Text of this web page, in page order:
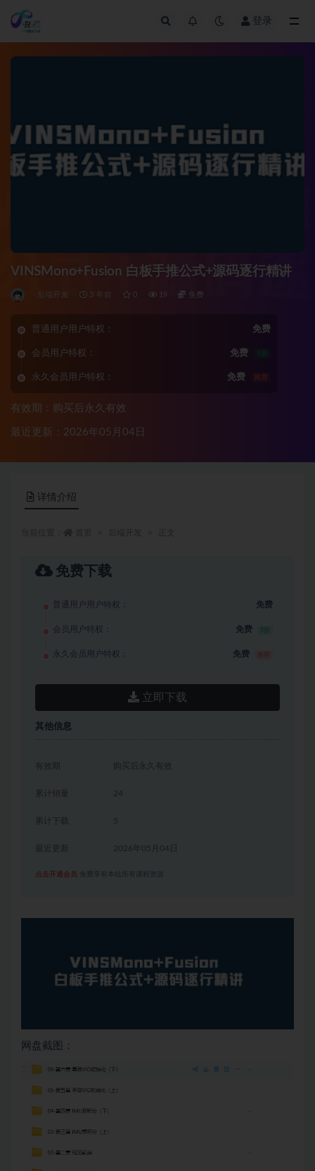
登录
VINSMono+Fusion 白板手推公式+源码逐行精讲
后端开发 3 年前 0 19 免费
普通用户用户特权： 免费
会员用户特权： 免费 5折
永久会员用户特权： 免费 推荐
有效期：购买后永久有效
最近更新：2026年05月04日
详情介绍
免费下载
普通用户用户特权： 免费
会员用户特权： 免费 5折
永久会员用户特权： 免费
立即下载
其他信息
有效期 购买后永久有效
累计销量 24
累计下载 5
2026年05月04日
点击开通会员 免费享有本站所有课程资源
网盘截图：